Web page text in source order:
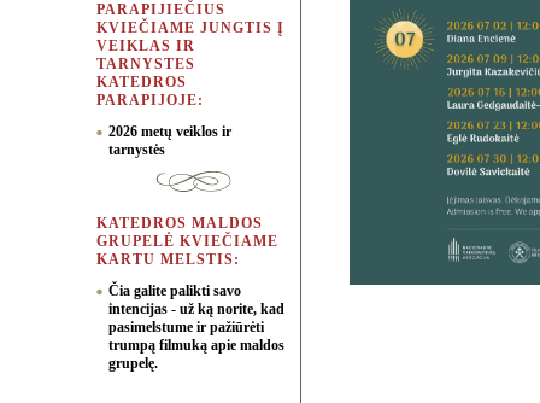
PARAPIJIEČIUS
KVIEČIAME JUNGTIS Į
VEIKLAS IR
TARNYSTES
KATEDROS
PARAPIJOJE:
2026 metų veiklos ir
tarnystės
KATEDROS MALDOS
GRUPELĖ KVIEČIAME
KARTU MELSTIS:
Čia galite palikti savo
intencijas - už ką norite, kad
pasimelstume ir pažiūrėti
trumpą filmuką apie maldos
grupelę.